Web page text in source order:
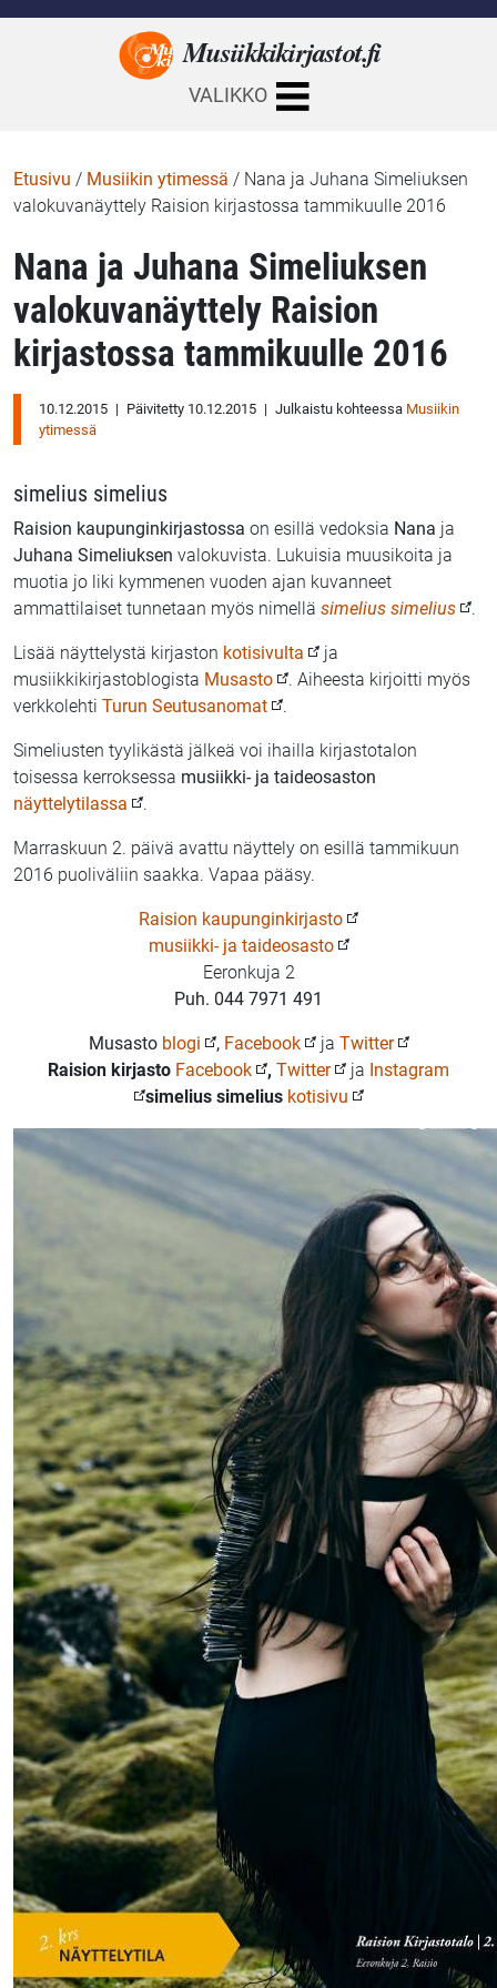
Musiikkikirjastot.fi
VALIKKO
Etusivu / Musiikin ytimessä / Nana ja Juhana Simeliuksen
valokuvanäyttely Raision kirjastossa tammikuulle 2016
Nana ja Juhana Simeliuksen
valokuvanäyttely Raision
kirjastossa tammikuulle 2016
10.12.2015 | Päivitetty 10.12.2015 | Julkaistu kohteessa Musiikin
ytimessä
simelius simelius
Raision kaupunginkirjastossa on esillä vedoksia Nana ja
Juhana Simeliuksen valokuvista. Lukuisia muusikoita ja
muotia jo liki kymmenen vuoden ajan kuvanneet
ammattilaiset tunnetaan myös nimellä simelius simelius .
Lisää näyttelystä kirjaston kotisivulta
ja
musiikkikirjastoblogista Musasto
. Aiheesta kirjoitti myös
verkkolehti Turun Seutusanomat .
Simeliusten tyylikästä jälkeä voi ihailla kirjastotalon
toisessa kerroksessa musiikki- ja taideosaston
näyttelytilassa
.
Marraskuun 2. päivä avattu näyttely on esillä tammikuun
2016 puoliväliin saakka. Vapaa pääsy.
Raision kaupunginkirjasto
musiikki- ja taideosasto
Eeronkuja 2
Puh. 044 7971 491
Musasto blogi , Facebook ja Twitter
Raision kirjasto Facebook , Twitter ja Instagram
simelius simelius kotisivu